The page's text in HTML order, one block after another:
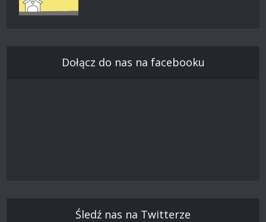
Dołącz do nas na facebooku
Śledź nas na Twitterze